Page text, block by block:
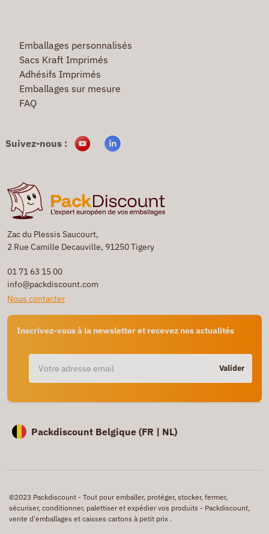
Zac du Plessis Saucourt,
2 Rue Camille Decauville, 91250 Tigery
01 71 63 15 00
info@packdiscount.com
Nous contacter
Inscrivez-vous à la newsletter et recevez nos actualités
Valider
Emballages personnalisés
Sacs Kraft Imprimés
Adhésifs Imprimés
Emballages sur mesure
FAQ
Suivez-nous :
Packdiscount Belgique (FR | NL)
©2023 Packdiscount - Tout pour emballer, protéger, stocker, fermer,
sécuriser, conditionner, palettiser et expédier vos produits - Packdiscount,
vente d'emballages et caisses cartons à petit prix .